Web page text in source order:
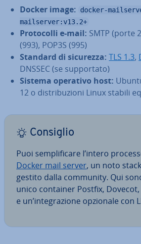
Docker image:
docker-
mailserver:v13.2+
Pro­to­col­li e-mail: SMTP (porte
(993), POP3S (995)
Standard di sicurezza: TLS 1.3,
DNSSEC (se sup­por­ta­to)
Sistema operativo host:
12 o di­stri­bu­zio­ni Linux stabili
Consiglio
Puoi sem­pli­fi­ca­re l’intero
Docker mail server, un noto
gestito dalla community. Qui
unico container Postfix,
e un’in­te­gra­zio­ne opzionale con